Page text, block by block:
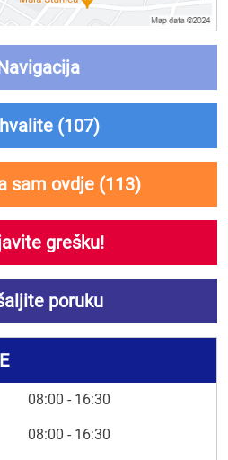
(107)
sam ovdje (113)
grešku!
poruku
08:00 - 16:30
08:00 - 16:30